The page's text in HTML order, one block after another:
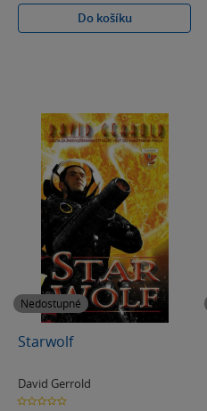
Do košíku
Nedostupné
Starwolf
David Gerrold
0.0